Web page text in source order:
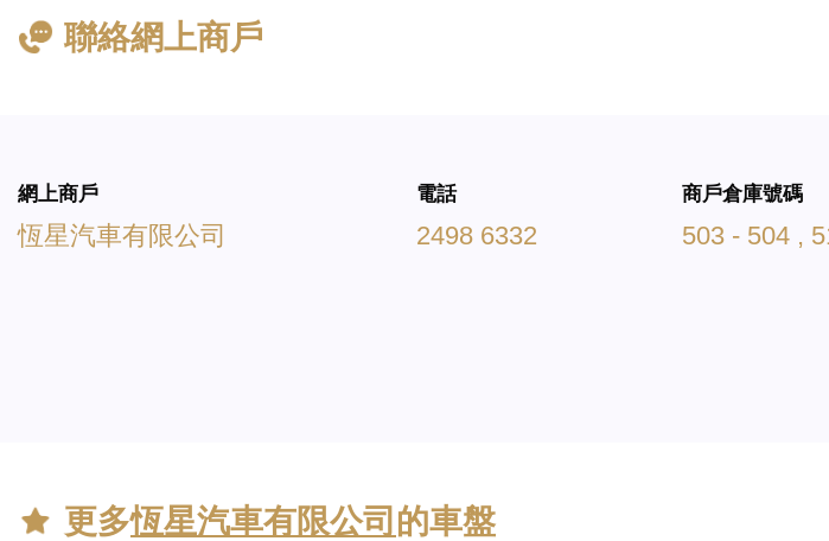
聯絡網上商戶
網上商戶
恆星汽車有限公司
電話
2498 6332
商戶倉庫號碼
503 - 504 ,
更多恆星汽車有限公司 的車盤